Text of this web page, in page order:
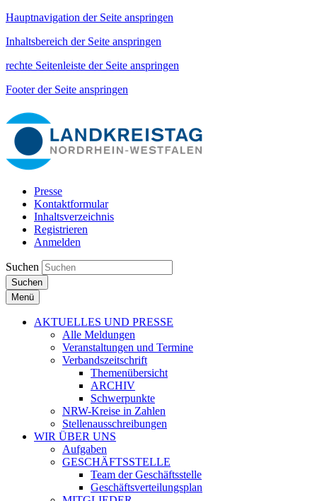
Hauptnavigation der Seite anspringen
Inhaltsbereich der Seite anspringen
rechte Seitenleiste der Seite anspringen
Footer der Seite anspringen
Presse
Kontaktformular
Inhaltsverzeichnis
Registrieren
Anmelden
Suchen
Suchen
Menü
AKTUELLES UND PRESSE
Alle Meldungen
Veranstaltungen und Termine
Verbandszeitschrift
Themenübersicht
ARCHIV
Schwerpunkte
NRW-Kreise in Zahlen
Stellenausschreibungen
WIR ÜBER UNS
Aufgaben
GESCHÄFTSSTELLE
Team der Geschäftsstelle
Geschäftsverteilungsplan